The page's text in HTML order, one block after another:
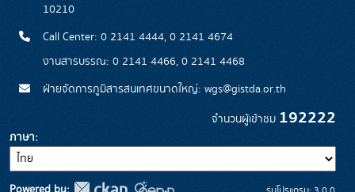
10210
Call Center: 0 2141 4444, 0 2141 4674
งานสารบรรณ: 0 2141 4466, 0 2141 4468
ฝ่ายจัดการภูมิสารสนเทศขนาดใหญ่: wgs@gistda.or.th
จำนวนผู้เข้าชม 192222
ภาษา